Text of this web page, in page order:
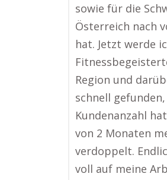
sowie für die
Österreich nach
hat. Jetzt werde
Region und
schnell
Kundenanzahl
von 2 Monaten
verdoppelt.
voll auf meine